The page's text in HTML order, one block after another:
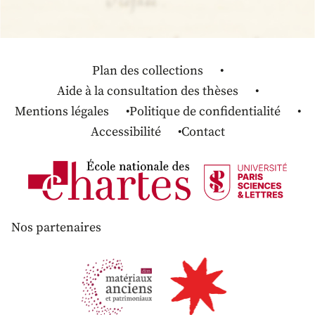
Plan des collections
Aide à la consultation des thèses
Mentions légales
Politique de confidentialité
Accessibilité
Contact
Nos partenaires